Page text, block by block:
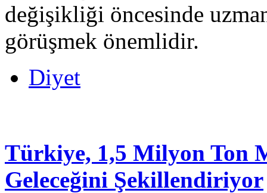
değişikliği öncesinde
görüşmek önemlidir.
Diyet
Türkiye, 1,5 Milyon Ton
Geleceğini Şekillendiriyor